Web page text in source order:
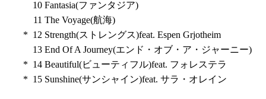
10 Fantasia(ファンタジア)
11 The Voyage(航海)
* 12 Strength(ストレングス)feat. Espen Grjotheim
13 End Of A Journey(エンド・オブ・ア・ジャーニー)
* 14 Beautiful(ビューティフル)feat. フォレステラ
* 15 Sunshine(サンシャイン)feat. サラ・オレイン